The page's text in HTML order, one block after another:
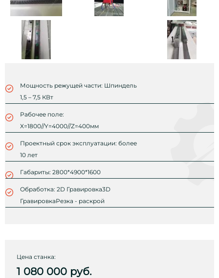
Мощность режущей части: Шпиндель
1,5 – 7,5 КВт
Рабочее поле:
X=1800//Y=4000//Z=400мм
Проектный срок эксплуатации: более
10 лет
Габариты: 2800*4900*1600
Обработка: 2D Гравировка3D
ГравировкаРезка - раскрой
Цена станка:
1 080 000 руб.